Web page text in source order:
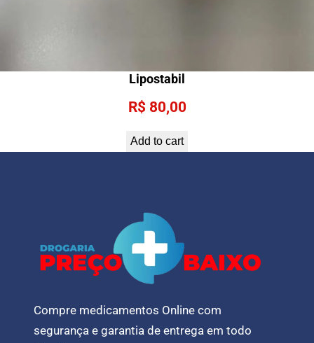
Lipostabil
R$ 80,00
Add to cart
Compre medicamentos Online com
segurança e garantia de entrega em todo